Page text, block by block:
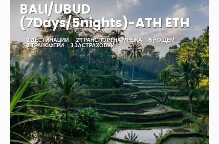
BALI/UBUD
(7Days/5nights)-ATH ETH
2 ДЕСТИНАЦИИ 2 ТРАНСПОРТНА МРЕЖА 5 НОЩЕМ
2 ТРАНСФЕРИ 1 ЗАСТРАХОВКИ